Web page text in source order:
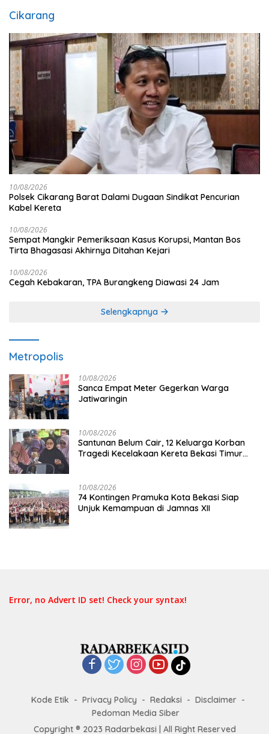
Cikarang
10/08/2026
Polsek Cikarang Barat Dalami Dugaan Sindikat Pencurian
Kabel Kereta
10/08/2026
Sempat Mangkir Pemeriksaan Kasus Korupsi, Mantan Bos
Tirta Bhagasasi Akhirnya Ditahan Kejari
10/08/2026
Cegah Kebakaran, TPA Burangkeng Diawasi 24 Jam
Selengkapnya
Metropolis
10/08/2026
Sanca Empat Meter Gegerkan Warga
Jatiwaringin
10/08/2026
Santunan Belum Cair, 12 Keluarga Korban
Tragedi Kecelakaan Kereta Bekasi Timur
10/08/2026
74 Kontingen Pramuka Kota Bekasi Siap
Unjuk Kemampuan di Jamnas XII
Error, no Advert ID set! Check your syntax!
Kode Etik Privacy Policy Redaksi
Disclaimer
Pedoman Media Siber
Copyright ® 2023 Radarbekasi | All Right Reserved